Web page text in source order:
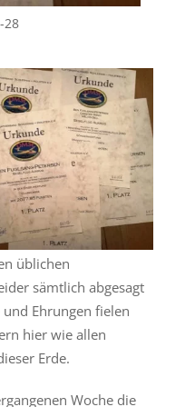
28
üblichen
sämtlich abgesagt
Ehrungen fielen
hier wie allen
Erde.
Woche die